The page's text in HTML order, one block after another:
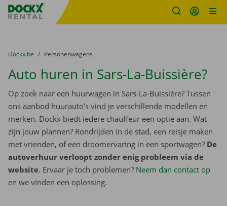
Fratello DEMO
U bevindt zich hier:
van
Dockx.be naar
Personenwagens
Auto huren in Sars-La-Buissière?
Op zoek naar een huurwagen in Sars-La-Buissière? Tussen
ons aanbod huurauto’s vind je verschillende modellen en
merken. Dockx biedt iedere chauffeur een optie aan. Wat
zijn jouw plannen? Rondrijden in de stad, een reisje maken
met vrienden, of een droomervaring in een sportwagen? De
autoverhuur verloopt zonder enig probleem via de
website. Ervaar je toch problemen? Neem dan contact op
en we vinden een oplossing.